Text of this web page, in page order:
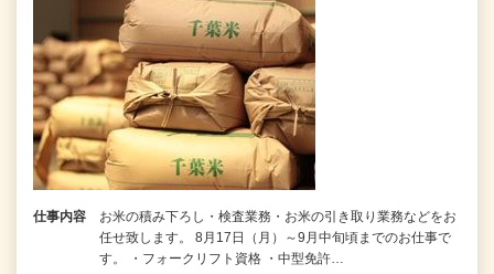
仕事内容
お米の積み下ろし・検査業務・お米の引き取り業務などをお
任せ致します。 8月17日（月）～9月中旬頃までのお仕事で
す。 ・フォークリフト資格 ・中型免許…